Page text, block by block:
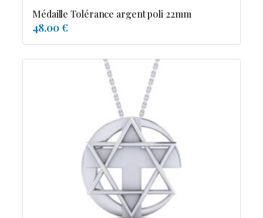
Médaille Tolérance argent poli 22mm
48.00 €